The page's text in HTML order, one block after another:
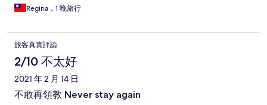
Regina，1 晚旅行
旅客真實評論
2/10 不太好
2021 年 2 月 14 日
不敢再領教 Never stay again